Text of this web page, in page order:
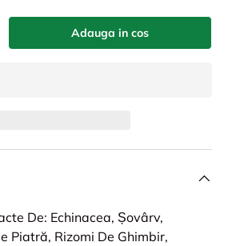
Adauga in cos
De: Echinacea, Șovârv,
Piatră, Rizomi De Ghimbir,